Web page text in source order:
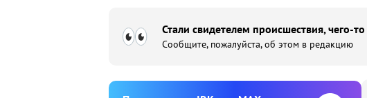
Стали свидетелем происшествия, чего-
Сообщите, пожалуйста, об этом в редакцию